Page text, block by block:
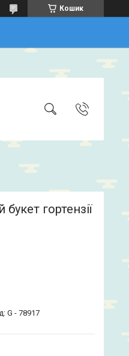
Кошик
гортензії
G - 78917